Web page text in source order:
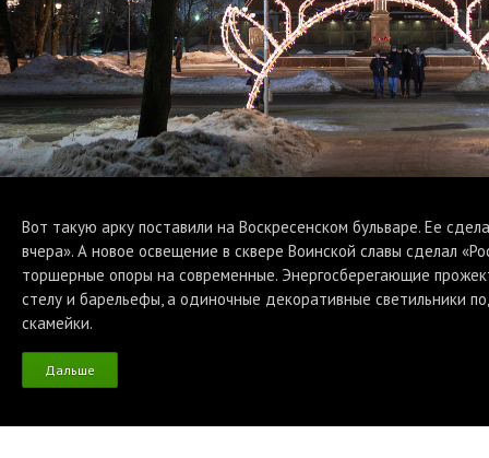
Вот такую арку поставили на Воскресенском бульваре. Ее
вчера». А новое освещение в сквере Воинской славы сделал
торшерные опоры на современные. Энергосберегающие
стелу и барельефы, а одиночные декоративные светильники
скамейки.
Дальше